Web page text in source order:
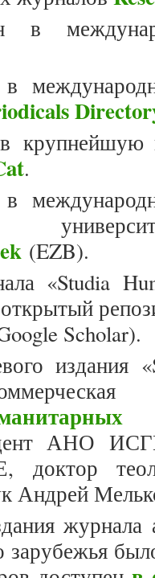
в
крупнейшую
.
(EZB).
«Studia
Scholar).
издания
АНО
доктор
Андрей
зарубежья